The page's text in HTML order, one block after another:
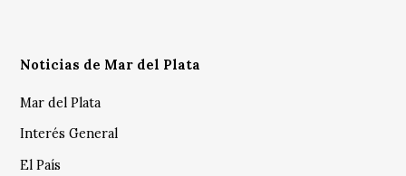
Noticias de Mar del Plata
Mar del Plata
Interés General
El País